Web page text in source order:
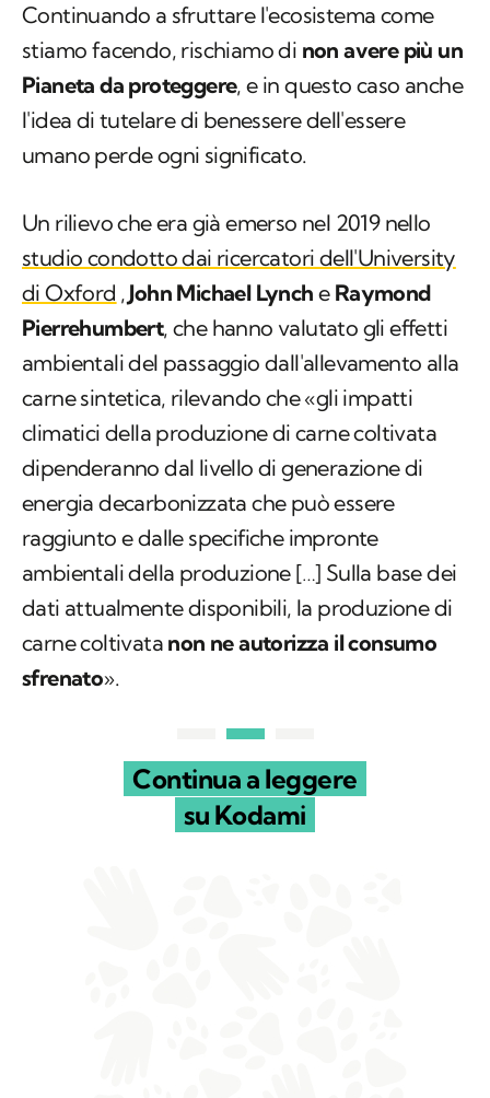
Continuando a sfruttare l'ecosistema come
stiamo facendo, rischiamo di non avere più un
Pianeta da proteggere, e in questo caso anche
l'idea di tutelare di benessere dell'essere
umano perde ogni significato.
Un rilievo che era già emerso nel 2019 nello
studio condotto dai ricercatori dell'University
di Oxford ,John Michael Lynch e Raymond
Pierrehumbert, che hanno valutato gli effetti
ambientali del passaggio dall'allevamento alla
carne sintetica, rilevando che «gli impatti
climatici della produzione di carne coltivata
dipenderanno dal livello di generazione di
energia decarbonizzata che può essere
raggiunto e dalle specifiche impronte
ambientali della produzione […] Sulla base dei
dati attualmente disponibili, la produzione di
carne coltivata non ne autorizza il consumo
sfrenato».
Continua a leggere
su Kodami